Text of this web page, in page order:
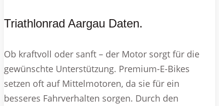
Triathlonrad Aargau Daten.
Ob kraftvoll oder sanft – der Motor sorgt für die
gewünschte Unterstützung. Premium-E-Bikes
setzen oft auf Mittelmotoren, da sie für ein
besseres Fahrverhalten sorgen. Durch den